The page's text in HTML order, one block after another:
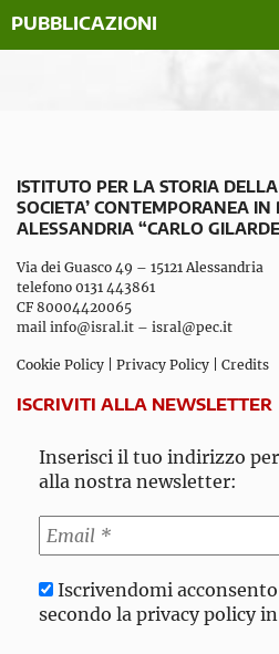
PUBBLICAZIONI
ISTITUTO PER LA STORIA
SOCIETA’ CONTEMPORANEA IN
ALESSANDRIA “CARLO
Via dei Guasco 49 – 15121 Alessandria
telefono 0131 443861
CF 80004420065
mail info@isral.it – isral@pec.it
Cookie Policy Privacy Policy Credits
ISCRIVITI ALLA NEWSLETTER
Inserisci il tuo indirizzo
alla nostra newsletter:
Iscrivendomi
secondo la privacy policy